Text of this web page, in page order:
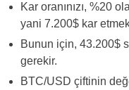
Kar oranınızı, %20
yani 7.200$ kar
Bunun için, 43.200$
gerekir.
BTC/USD çiftinin